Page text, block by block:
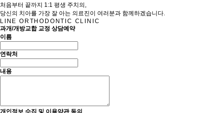
처음부터 끝까지 1:1 평생 주치의,
당신의 치아를 가장 잘 아는 의료진이 여러분과 함께하겠습니다.
LINE ORTHODONTIC CLINIC
과개/개방교합 교정 상담예약
이름
연락처
내용
개인정보 수집 및 이용약관 동의